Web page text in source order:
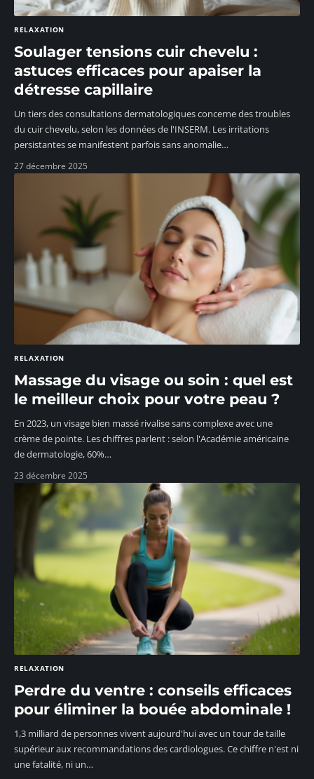
RELAXATION
Soulager tensions cuir chevelu :
astuces efficaces pour apaiser la
détresse capillaire
Un tiers des consultations dermatologiques concerne des troubles
du cuir chevelu, selon les données de l'INSERM. Les irritations
persistantes se manifestent parfois sans anomalie…
27 décembre 2025
RELAXATION
Massage du visage ou soin : quel est
le meilleur choix pour votre peau ?
En 2023, un visage bien massé rivalise sans complexe avec une
crème de pointe. Les chiffres parlent : selon l'Académie américaine
de dermatologie, 60%…
23 décembre 2025
RELAXATION
Perdre du ventre : conseils efficaces
pour éliminer la bouée abdominale !
1,3 milliard de personnes vivent aujourd'hui avec un tour de taille
supérieur aux recommandations des cardiologues. Ce chiffre n'est ni
une fatalité, ni un…